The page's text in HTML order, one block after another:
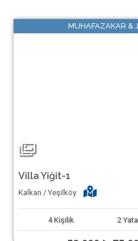
MUHAFAZAKAR &
Villa Yiğit-1
Kalkan / Yeşilköy
4 Kişilik 2